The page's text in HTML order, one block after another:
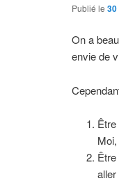
Publié le
On a
envie de